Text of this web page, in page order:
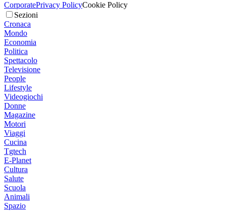
CorporatePrivacy PolicyCookie Policy
Sezioni
Cronaca
Mondo
Economia
Politica
Spettacolo
Televisione
People
Lifestyle
Videogiochi
Donne
Magazine
Motori
Viaggi
Cucina
Tgtech
E-Planet
Cultura
Salute
Scuola
Animali
Spazio